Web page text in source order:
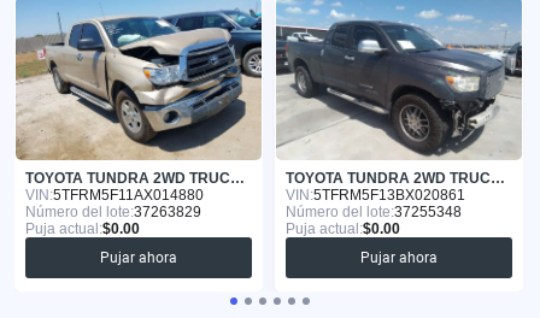
TOYOTA TUNDRA 2WD TRUCK 2010
VIN:5TFRM5F11AX014880
Número del lote:37263829
Puja actual:$0.00
Pujar ahora
TOYOTA TUNDRA 2WD TRUCK 2011
VIN:5TFRM5F13BX020861
Número del lote:37255348
Puja actual:$0.00
Pujar ahora